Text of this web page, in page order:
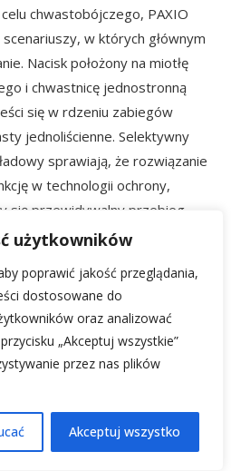
użytkowników
poprawić jakość przeglądania,
dostosowane do
oraz analizować
„Akceptuj wszystkie”
przez nas plików
Akceptuj wszystko
chwastobójczego, PAXIO
w których głównym
Nacisk położony na miotłę
i chwastnicę jednostronną
się w rdzeniu zabiegów
jednoliścienne. Selektywny
sprawiają, że rozwiązanie
w technologii ochrony,
się przewidywalny przebieg
interpretacja w
przemieszczania w
chwastobójczych ma
końcowy. W PAXIO DUO 50
przez liście trafia do stożków
właśnie te strefy, intensywnie